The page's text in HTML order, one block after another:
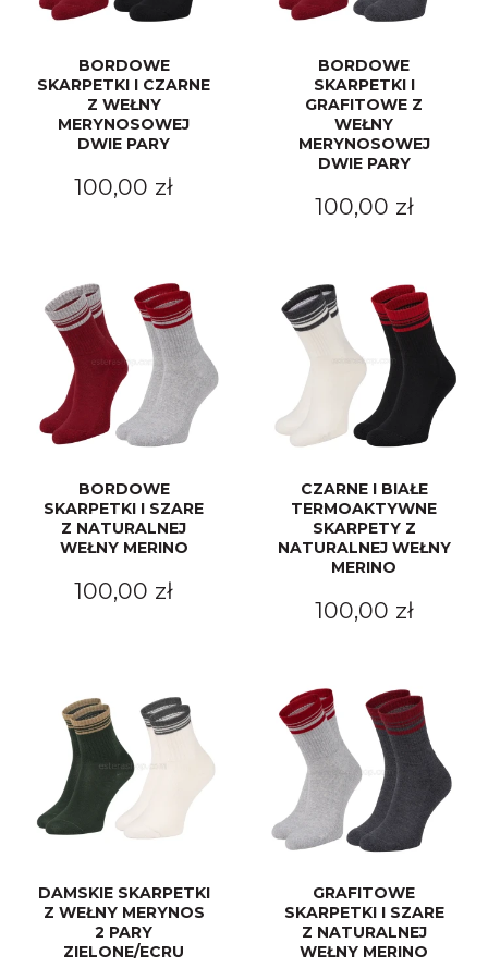
BORDOWE
SKARPETKI I CZARNE
Z WEŁNY
MERYNOSOWEJ
DWIE PARY
100,00 zł
BORDOWE
SKARPETKI I
GRAFITOWE Z
WEŁNY
MERYNOSOWEJ
DWIE PARY
100,00 zł
BORDOWE
SKARPETKI I SZARE
Z NATURALNEJ
WEŁNY MERINO
100,00 zł
CZARNE I BIAŁE
TERMOAKTYWNE
SKARPETY Z
NATURALNEJ WEŁNY
MERINO
100,00 zł
DAMSKIE SKARPETKI
Z WEŁNY MERYNOS
2 PARY
ZIELONE/ECRU
GRAFITOWE
SKARPETKI I SZARE
Z NATURALNEJ
WEŁNY MERINO